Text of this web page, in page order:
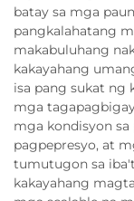
batay sa mga
pangkalahatang
makabuluhang
kakayahang
isa pang sukat ng
mga
mga kondisyon
pagpepresyo, at
tumutugon sa
kakayahang